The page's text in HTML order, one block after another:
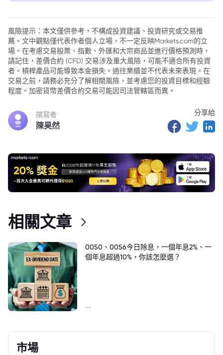
風險提示：本文僅供參考，不構成投資建議、投資研究或交易推
薦。文中觀點僅代表作者個人立場，不一定反映Markets.com的立
場。在考慮交易股票、指數、外匯和大宗商品並進行價格預測時，
請記住，差價合約 (CFD) 交易涉及重大風險，可能不適合所有投資
者。槓桿產品可能導致本金損失。過往業績並不代表未來表現。在
交易之前，請務必充分了解相關風險，並考慮您的投資目標和經驗
程度。加密貨幣差價合約交易可能因司法管轄區而異。
撰寫者
陳昊然
分享給
市場
相關文章
0050、0056今日除息，一個年息2%、一
個年息超過10%，你該怎麼選？
--